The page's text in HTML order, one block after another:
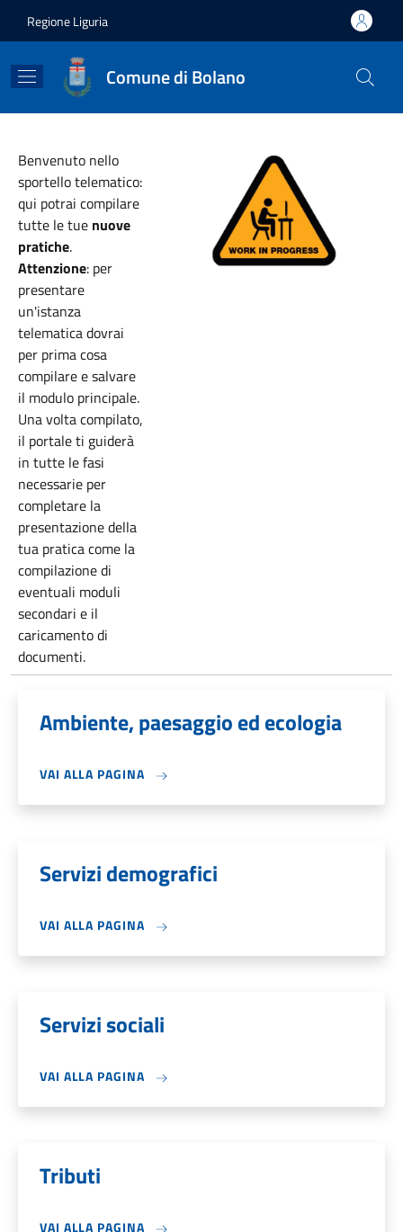
Regione Liguria
Comune di Bolano
Benvenuto nello
sportello telematico:
qui potrai compilare
tutte le tue nuove
pratiche.
Attenzione: per
presentare
un'istanza
telematica dovrai
per prima cosa
compilare e salvare
il modulo principale.
Una volta compilato,
il portale ti guiderà
in tutte le fasi
necessarie per
completare la
presentazione della
tua pratica come la
compilazione di
eventuali moduli
secondari e il
caricamento di
documenti.
Ambiente, paesaggio ed ecologia
VAI ALLA PAGINA
Servizi demografici
VAI ALLA PAGINA
Servizi sociali
VAI ALLA PAGINA
Tributi
VAI ALLA PAGINA